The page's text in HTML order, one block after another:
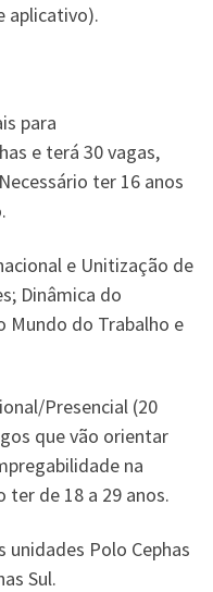
aplicativo).
para
e terá 30 vagas,
ter 16 anos
e Unitização de
Dinâmica do
Mundo do Trabalho e
Presencial (20
que vão orientar
na
ter de 18 a 29 anos.
unidades Polo Cephas
Sul.